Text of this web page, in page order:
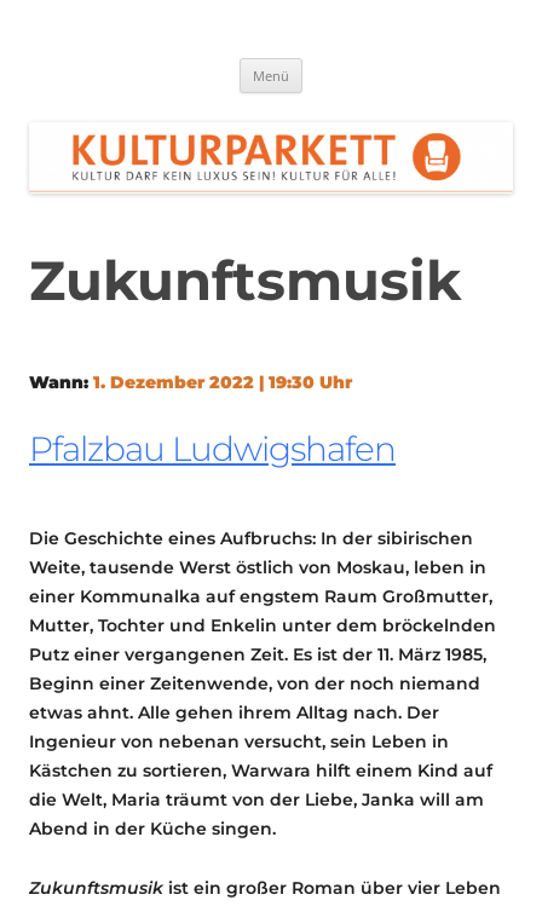
Menü
Zukunftsmusik
Wann: 1. Dezember 2022 | 19:30 Uhr
Pfalzbau Ludwigshafen
Die Geschichte eines Aufbruchs: In der sibirischen
Weite, tausende Werst östlich von Moskau, leben in
einer Kommunalka auf engstem Raum Großmutter,
Mutter, Tochter und Enkelin unter dem bröckelnden
Putz einer vergangenen Zeit. Es ist der 11. März 1985,
Beginn einer Zeitenwende, von der noch niemand
etwas ahnt. Alle gehen ihrem Alltag nach. Der
Ingenieur von nebenan versucht, sein Leben in
Kästchen zu sortieren, Warwara hilft einem Kind auf
die Welt, Maria träumt von der Liebe, Janka will am
Abend in der Küche singen.
Zukunftsmusik ist ein großer Roman über vier Leben